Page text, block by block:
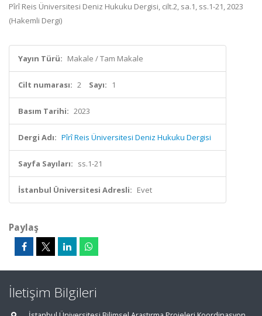
Pîrî Reis Üniversitesi Deniz Hukuku Dergisi, cilt.2, sa.1, ss.1-21, 2023
(Hakemli Dergi)
Yayın Türü: Makale / Tam Makale
Cilt numarası: 2 Sayı: 1
Basım Tarihi: 2023
Dergi Adı: Pîrî Reis Üniversitesi Deniz Hukuku Dergisi
Sayfa Sayıları: ss.1-21
İstanbul Üniversitesi Adresli: Evet
Paylaş
İletişim Bilgileri